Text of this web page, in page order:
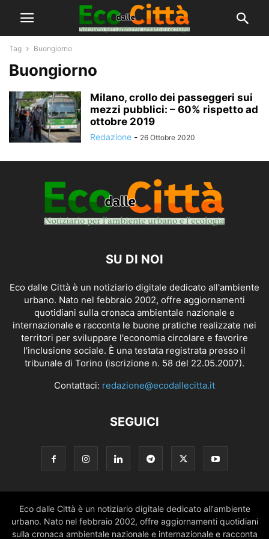
Tag Buongiorno
Buongiorno
Milano, crollo dei passeggeri sui
mezzi pubblici: – 60% rispetto ad
ottobre 2019
Redazione - 26 Ottobre 2020
SU DI NOI
Eco dalle Città è un notiziario digitale dedicato all'ambiente
urbano. Nato nel febbraio 2002, offre aggiornamenti
quotidiani sulla cronaca ambientale nazionale e
internazionale e racconta le buone pratiche realizzate nei
territori per sviluppare l'economia circolare e favorire
l'inclusione sociale. È una testata registrata presso il
tribunale di Torino (iscrizione n. 58 del 22.05.2007).
Contattaci: redazione@ecodallecitta.it
SEGUICI
Eco dalle Città è un notiziario digitale dedicato all'ambiente
urbano. Nato nel febbraio 2002, offre aggiornamenti quotidiani
sulla cronaca ambientale nazionale e internazionale e racconta